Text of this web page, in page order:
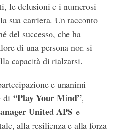
le delusioni e i numerosi
sua carriera. Un racconto
del successo, che ha
di una persona non si
capacità di rialzarsi.
e unanimi
di “Play Your Mind”,
United APSe
alla resilienza e alla forza